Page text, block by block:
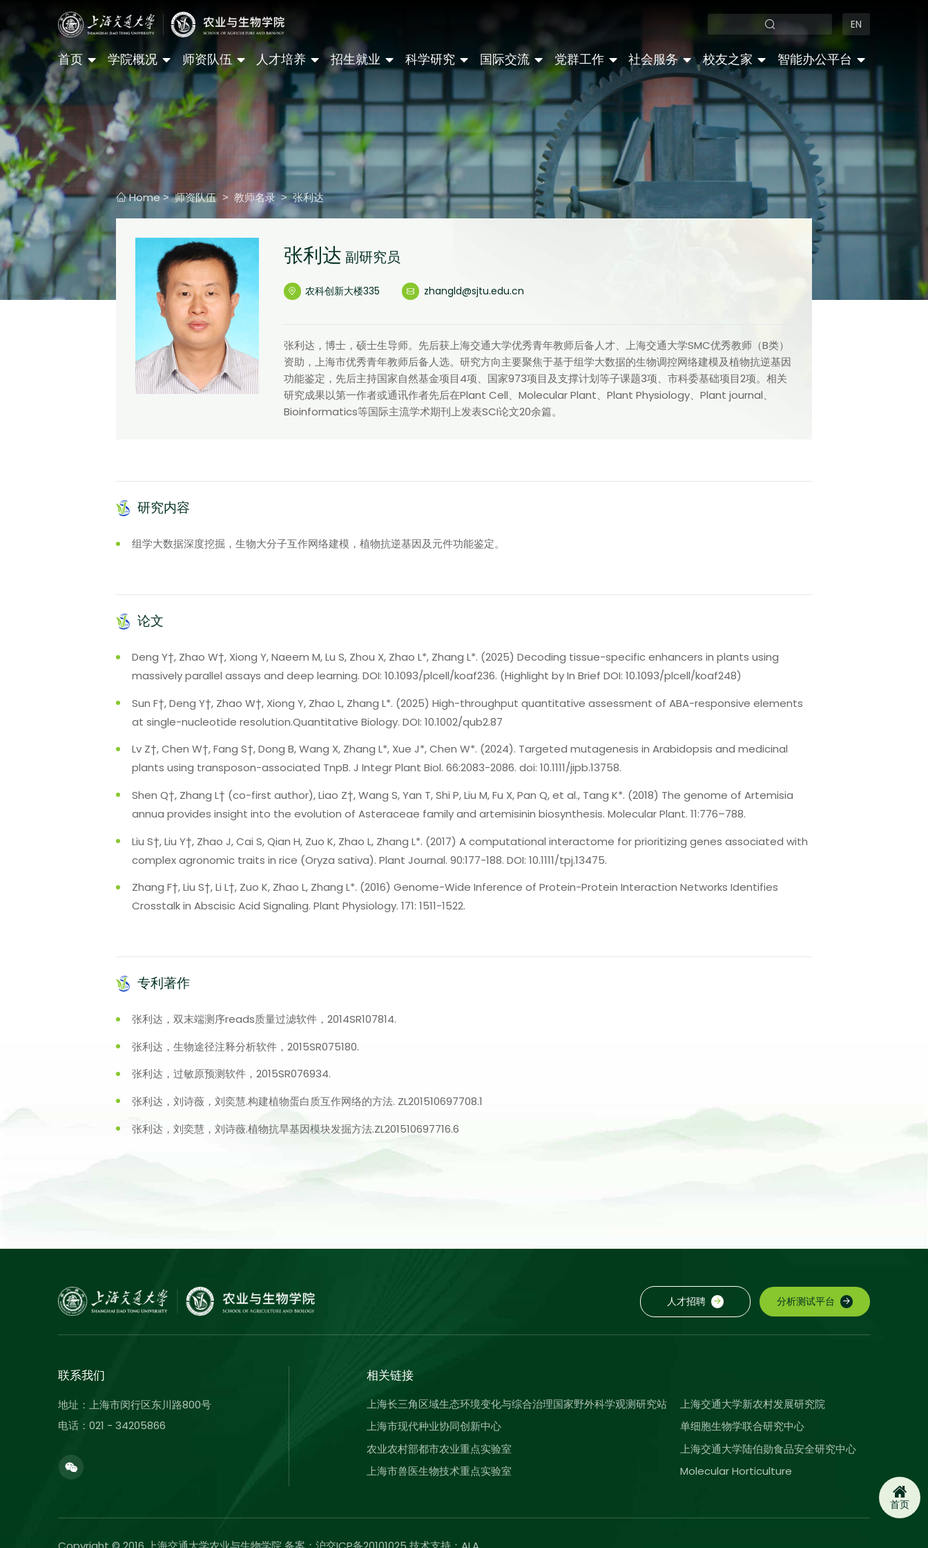
EN
首页 学院概况 师资队伍 人才培养 招生就业 科学研究 国际交流 党群工作 社会服务 校友之家 智能办公平台
Home > 师资队伍 > 教师名录 > 张利达
张利达 副研究员
农科创新大楼335 zhangld@sjtu.edu.cn
张利达，博士，硕士生导师。先后获上海交通大学优秀青年教师后备人才、上海交通大学SMC优秀教师（B类）
资助，上海市优秀青年教师后备人选。研究方向主要聚焦于基于组学大数据的生物调控网络建模及植物抗逆基因
功能鉴定，先后主持国家自然基金项目4项、国家973项目及支撑计划等子课题3项、市科委基础项目2项。相关
研究成果以第一作者或通讯作者先后在Plant Cell、Molecular Plant、Plant Physiology、Plant journal、
Bioinformatics等国际主流学术期刊上发表SCI论文20余篇。
研究内容
组学大数据深度挖掘，生物大分子互作网络建模，植物抗逆基因及元件功能鉴定。
论文
Deng Y†, Zhao W†, Xiong Y, Naeem M, Lu S, Zhou X, Zhao L*, Zhang L*. (2025) Decoding tissue-specific enhancers in plants using
massively parallel assays and deep learning. DOI: 10.1093/plcell/koaf236. (Highlight by In Brief DOI: 10.1093/plcell/koaf248)
Sun F†, Deng Y†, Zhao W†, Xiong Y, Zhao L, Zhang L*. (2025) High-throughput quantitative assessment of ABA-responsive elements
at single-nucleotide resolution.Quantitative Biology. DOI: 10.1002/qub2.87
Lv Z†, Chen W†, Fang S†, Dong B, Wang X, Zhang L*, Xue J*, Chen W*. (2024). Targeted mutagenesis in Arabidopsis and medicinal
plants using transposon-associated TnpB. J Integr Plant Biol. 66:2083-2086. doi: 10.1111/jipb.13758.
Shen Q†, Zhang L† (co-first author), Liao Z†, Wang S, Yan T, Shi P, Liu M, Fu X, Pan Q, et al., Tang K*. (2018) The genome of Artemisia
annua provides insight into the evolution of Asteraceae family and artemisinin biosynthesis. Molecular Plant. 11:776–788.
Liu S†, Liu Y†, Zhao J, Cai S, Qian H, Zuo K, Zhao L, Zhang L*. (2017) A computational interactome for prioritizing genes associated with
complex agronomic traits in rice (Oryza sativa). Plant Journal. 90:177-188. DOI: 10.1111/tpj.13475.
Zhang F†, Liu S†, Li L†, Zuo K, Zhao L, Zhang L*. (2016) Genome-Wide Inference of Protein-Protein Interaction Networks Identifies
Crosstalk in Abscisic Acid Signaling. Plant Physiology. 171: 1511-1522.
专利著作
张利达，双末端测序reads质量过滤软件，2014SR107814.
张利达，生物途径注释分析软件，2015SR075180.
张利达，过敏原预测软件，2015SR076934.
张利达，刘诗薇，刘奕慧.构建植物蛋白质互作网络的方法. ZL201510697708.1
张利达，刘奕慧，刘诗薇.植物抗旱基因模块发掘方法.ZL201510697716.6
人才招聘 分析测试平台
联系我们
地址：上海市闵行区东川路800号
电话：021 - 34205866
相关链接
上海长三角区域生态环境变化与综合治理国家野外科学观测研究站
上海市现代种业协同创新中心
农业农村部都市农业重点实验室
上海市兽医生物技术重点实验室
上海交通大学新农村发展研究院
单细胞生物学联合研究中心
上海交通大学陆伯勋食品安全研究中心
Molecular Horticulture
首页